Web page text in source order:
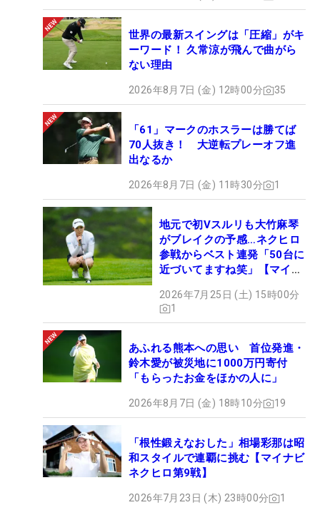
●誰にも負けない自信のあるものは？
「髪の毛のツヤ……かな」
●これまでで一番緊張したことは？
「ゴルフサバイバルに出場したとき」
●最近、一番うれしかったことは？
「きょう、アンダーパーで回れたこと」
※話を聞いたのは「Sky All Sky Ladies Cup」のラウ
ンド後。前半のハーフを終えて2アンダー首位タイ
で折り返し、後半は1バーディ・1ボギーで回り結果
は2アンダーだった。
●ゴルフをやっていなかったら、どんな職業に就い
ていた？
「美容系のお仕事。ネイルサロンとか、起業してい
たいです」
マイナビネクストヒロインゴルフツアー第5戦マイ
ナビカップは、6月6日(火)に一日競技で行われる。
残念ながら高原の出場はない。
※ネクストヒロインゴルフツアー（共催：株式会社
世界の最新スイングは「圧縮」がキ
ーワード！ 久常涼が飛んで曲がら
ない理由
2026年8月7日 (金) 12時00分 35
「61」マークのホスラーは勝てば
70人抜き！ 大逆転プレーオフ進
出なるか
2026年8月7日 (金) 11時30分 1
地元で初Vスルリも大竹麻琴
がブレイクの予感…ネクヒロ
参戦からベスト連発「50台に
近づいてますね笑」【マイナ
2026年7月25日 (土) 15時00分
1
あふれる熊本への思い 首位発進・
鈴木愛が被災地に1000万円寄付
「もらったお金をほかの人に」
2026年8月7日 (金) 18時10分 19
「根性鍛えなおした」相場彩那は昭
和スタイルで連覇に挑む【マイナビ
ネクヒロ第9戦】
2026年7月23日 (木) 23時00分 1